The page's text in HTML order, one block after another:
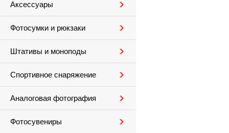
Аксессуары
Фотосумки и рюкзаки
Штативы и моноподы
Спортивное снаряжение
Аналоговая фотография
Фотосувениры